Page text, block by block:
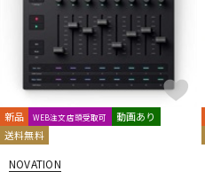
キーボード
管楽器
新品 WEB注文店頭受取可
動画あり
送料無料
NOVATION